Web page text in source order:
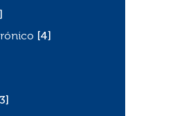
[4]
[3]